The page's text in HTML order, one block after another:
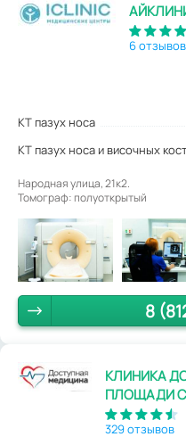
6 отзывов
КТ пазух носа
КТ пазух носа и височных
Народная улица, 21к2.
Томограф: полуоткрытый
8
КЛИНИКА
ПЛОЩАДИ
329 отзывов